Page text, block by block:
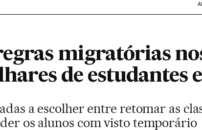
migratórias
de estudantes
a escolher entre retomar as
os alunos com visto temporário